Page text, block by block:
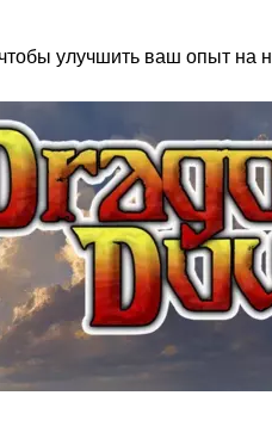
улучшить ваш опыт на